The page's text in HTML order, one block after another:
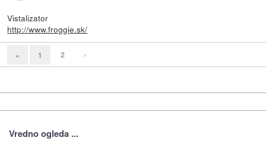
Vistalizator
http://www.froggie.sk/
« 1 2 »
Vredno ogleda ...